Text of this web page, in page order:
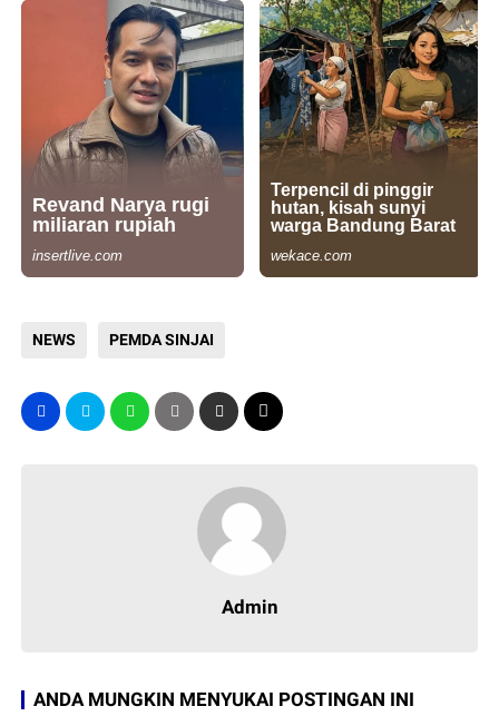
NEWS PEMDA SINJAI
Admin
ANDA MUNGKIN MENYUKAI POSTINGAN INI